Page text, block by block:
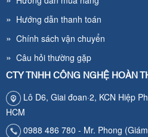
» Hướng dẫn thanh toán
» Chính sách vận chuyển
» Câu hỏi thường gặp
CTY TNHH CÔNG NGHỆ HOÀN
Lô D6, Giai đoan·2, KCN Hiệp
HCM
0988 486 780 - Mr. Phong